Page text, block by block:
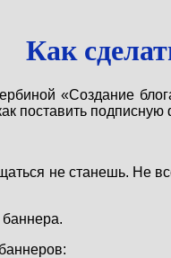
Как
«Создание
поставить
не станешь. Не
баннера.